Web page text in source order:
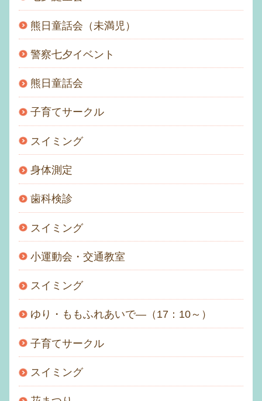
熊日童話会（未満児）
警察七夕イベント
熊日童話会
子育てサークル
スイミング
身体測定
歯科検診
スイミング
小運動会・交通教室
スイミング
ゆり・ももふれあいで―（17：10～）
子育てサークル
スイミング